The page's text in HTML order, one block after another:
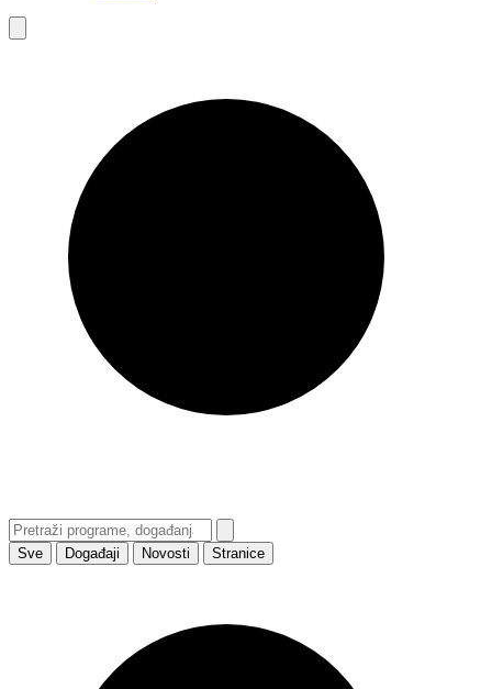
Sve Događaji Novosti Stranice